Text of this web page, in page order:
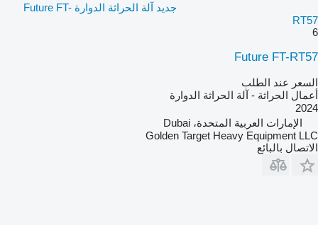
جديد آلة الحراثة الدوارة Future FT-
RT57
6
Future FT-RT57
السعر عند الطلب
أعمال الحراثة - آلة الحراثة الدوارة
2024
الإمارات العربية المتحدة، Dubai
Golden Target Heavy Equipment LLC
الاتصال بالبائع